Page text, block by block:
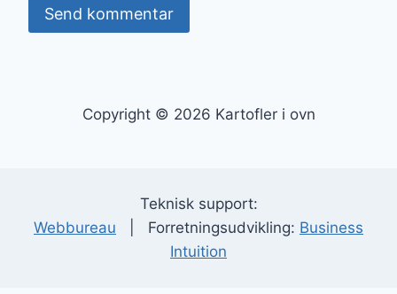
Copyright © 2026 Kartofler i ovn
Teknisk support:
Webbureau | Forretningsudvikling: Business
Intuition